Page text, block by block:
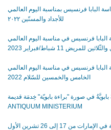
البابا فرنسيس بمناسبة اليوم العالمي
للأجداد والمسنّين ٢٠٢٢
البابا فرنسيس في مناسبة اليوم العالمي
للمريض 11 شباط/فبراير 2023
البابا فرنسيس في مناسبة اليوم العالمي
الخامس والخمسين للسّلام 2022
في صورة "براءة بابويّة" خِدمَة قديمة
ANTIQUUM MINISTERIUM
رسولة الكلمة في الإمارات من 17 إلى 26 تشرين الأول